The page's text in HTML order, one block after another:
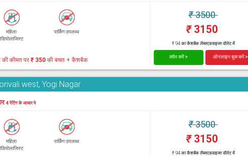
महिला
पार्किंग उपलब्ध
₹3500
₹3150
₹ 94 का कैशबैक लैब्सएडवाइजर वॉलेट में
की कीमत पर₹ 350 की बचत + कैशबैक कॉल करें > ऑनलाइन बुक करें >
west, Yogi Nagar
4 रेटिंग के आधार पे
महिला
पार्किंग उपलब्ध
₹3500
₹3150
₹ 94 का कैशबैक लैब्सएडवाइजर वॉलेट में